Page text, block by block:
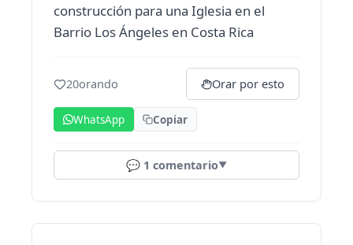
construcción para una Iglesia en el
Barrio Los Ángeles en Costa Rica
20orando Orar por esto
WhatsApp Copiar
💬 1 comentario▼